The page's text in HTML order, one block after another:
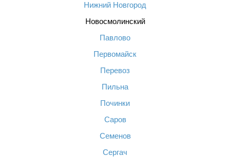
Нижний Новгород
Новосмолинский
Павлово
Первомайск
Перевоз
Пильна
Починки
Саров
Семенов
Сергач